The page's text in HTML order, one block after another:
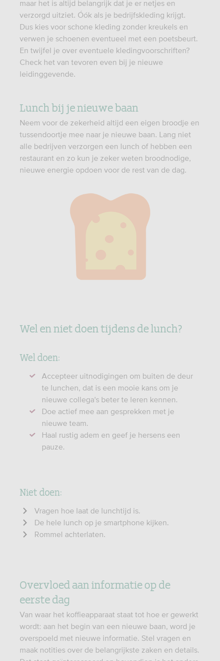
maar het is altijd belangrijk dat je er netjes en
verzorgd uitziet. Óók als je bedrijfskleding krijgt.
Dus kies voor schone kleding zonder kreukels en
verwen je schoenen eventueel met een poetsbeurt.
En twijfel je over eventuele kledingvoorschriften?
Check het van tevoren even bij je nieuwe
leidinggevende.
Lunch bij je nieuwe baan
Neem voor de zekerheid altijd een eigen broodje en
tussendoortje mee naar je nieuwe baan. Lang niet
alle bedrijven verzorgen een lunch of hebben een
restaurant en zo kun je zeker weten broodnodige,
nieuwe energie opdoen voor de rest van de dag.
Wel en niet doen tijdens de lunch?
Wel doen:
Accepteer uitnodigingen om buiten de deur
te lunchen, dat is een mooie kans om je
nieuwe collega's beter te leren kennen.
Doe actief mee aan gesprekken met je
nieuwe team.
Haal rustig adem en geef je hersens een
pauze.
Niet doen:
Vragen hoe laat de lunchtijd is.
De hele lunch op je smartphone kijken.
Rommel achterlaten.
Overvloed aan informatie op de
eerste dag
Van waar het koffieapparaat staat tot hoe er gewerkt
wordt: aan het begin van een nieuwe baan, word je
overspoeld met nieuwe informatie. Stel vragen en
maak notities over de belangrijkste zaken en details.